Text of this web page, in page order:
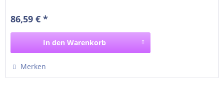
86,59 € *
In den Warenkorb
Merken